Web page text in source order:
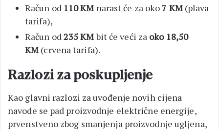
Račun od 110 KM narast će za oko 7 KM(plava
tarifa),
Račun od235 KMbit će veći za oko 18,50
KM (crvena tarifa).
Razlozi za poskupljenje
Kao glavni razlozi za uvođenje novih cijena
navode se pad proizvodnje električne energije,
prvenstveno zbog smanjenja proizvodnje ugljena,